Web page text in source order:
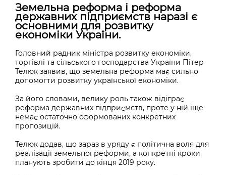
Земельна реформа і реформа
державних підприємств наразі є
основними для розвитку
економіки України.
Головний радник міністра розвитку економіки,
торгівлі та сільського господарства України Пітер
Телюк заявив, що земельна реформа має сильно
допомогти розвитку української економіки.
За його словами, велику роль також відіграє
реформа державних підприємств, проте у ній іще
немає остаточно сформованих конкретних
пропозицій.
Телюк додав, що зараз в уряду є політична воля для
реалізації земельної реформи, а конкретні кроки
планують зробити до кінця 2019 року.